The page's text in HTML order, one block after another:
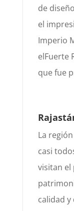
de
el
Imperio
elFuerte
que fue
La
casi
visitan el
calidad